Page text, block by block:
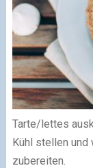
Tarte/lettes
Kühl stellen und
zubereiten.